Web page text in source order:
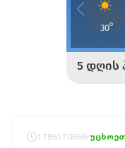
1786170668